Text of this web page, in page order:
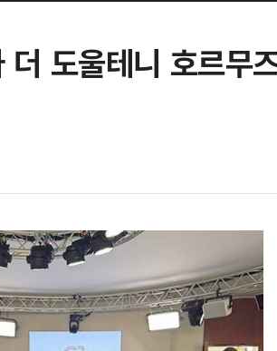
도울테니 호르무